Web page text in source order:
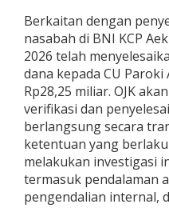
Berkaitan dengan
nasabah di BNI KCP
2026 telah
dana kepada CU
Rp28,25 miliar. OJK
verifikasi dan
berlangsung secara
ketentuan yang
melakukan investigasi
termasuk pendalaman
pengendalian internal,